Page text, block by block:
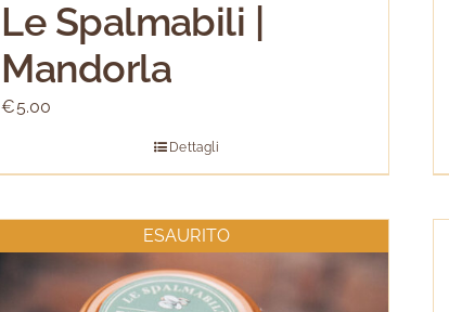
Le Spalmabili |
Mandorla
€5.00
Dettagli
ESAURITO